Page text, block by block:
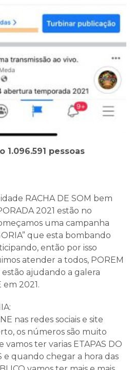
1.096.591 pessoas
RACHA DE SOM bem
2021 estão no
uma campanha
que esta bombando
então por isso
atender a todos, POREM
estão ajudando a galera
em 2021.
nas redes sociais e site
os números são muito
ter varias ETAPAS DO
e quando chegar a hora das